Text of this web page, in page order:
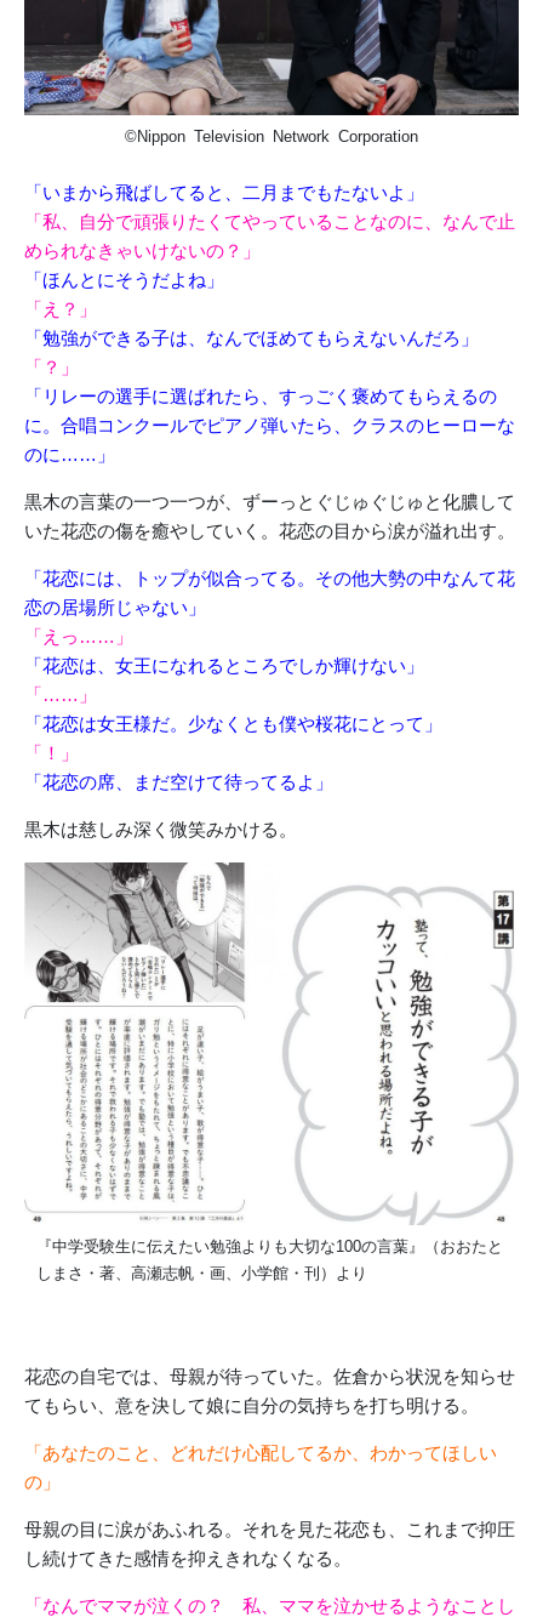
©Nippon Television Network Corporation
「いまから飛ばしてると、二月までもたないよ」
「私、自分で頑張りたくてやっていることなのに、なんで止
められなきゃいけないの？」
「ほんとにそうだよね」
「え？」
「勉強ができる子は、なんでほめてもらえないんだろ」
「？」
「リレーの選手に選ばれたら、すっごく褒めてもらえるの
に。合唱コンクールでピアノ弾いたら、クラスのヒーローな
のに……」
黒木の言葉の一つ一つが、ずーっとぐじゅぐじゅと化膿して
いた花恋の傷を癒やしていく。花恋の目から涙が溢れ出す。
「花恋には、トップが似合ってる。その他大勢の中なんて花
恋の居場所じゃない」
「えっ……」
「花恋は、女王になれるところでしか輝けない」
「……」
「花恋は女王様だ。少なくとも僕や桜花にとって」
「！」
「花恋の席、まだ空けて待ってるよ」
黒木は慈しみ深く微笑みかける。
『中学受験生に伝えたい勉強よりも大切な100の言葉』（おおたと
しまさ・著、高瀬志帆・画、小学館・刊）より
花恋の自宅では、母親が待っていた。佐倉から状況を知らせ
てもらい、意を決して娘に自分の気持ちを打ち明ける。
「あなたのこと、どれだけ心配してるか、わかってほしい
の」
母親の目に涙があふれる。それを見た花恋も、これまで抑圧
し続けてきた感情を抑えきれなくなる。
「なんでママが泣くの？ 私、ママを泣かせるようなことし